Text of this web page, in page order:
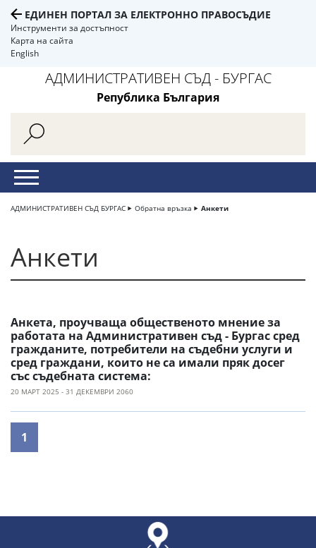
ЕДИНЕН ПОРТАЛ ЗА ЕЛЕКТРОННО ПРАВОСЪДИЕ
Инструменти за достъпност
Карта на сайта
English
АДМИНИСТРАТИВЕН СЪД - БУРГАС
Република България
АДМИНИСТРАТИВЕН СЪД БУРГАС Обратна връзка Анкети
Анкети
Анкета, проучваща общественото мнение за
работата на Административен съд - Бургас сред
гражданите, потребители на съдебни услуги и
сред граждани, които не са имали пряк досег
със съдебната система:
20 МАРТ 2025 - 31 ДЕКЕМВРИ 2060
1